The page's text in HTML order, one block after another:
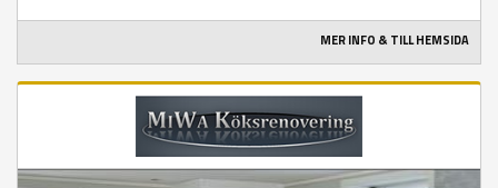
MER INFO & TILL HEMSIDA